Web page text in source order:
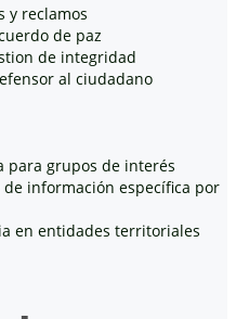
y reclamos
de paz
de integridad
al ciudadano
para grupos de interés
información específica por
en entidades territoriales